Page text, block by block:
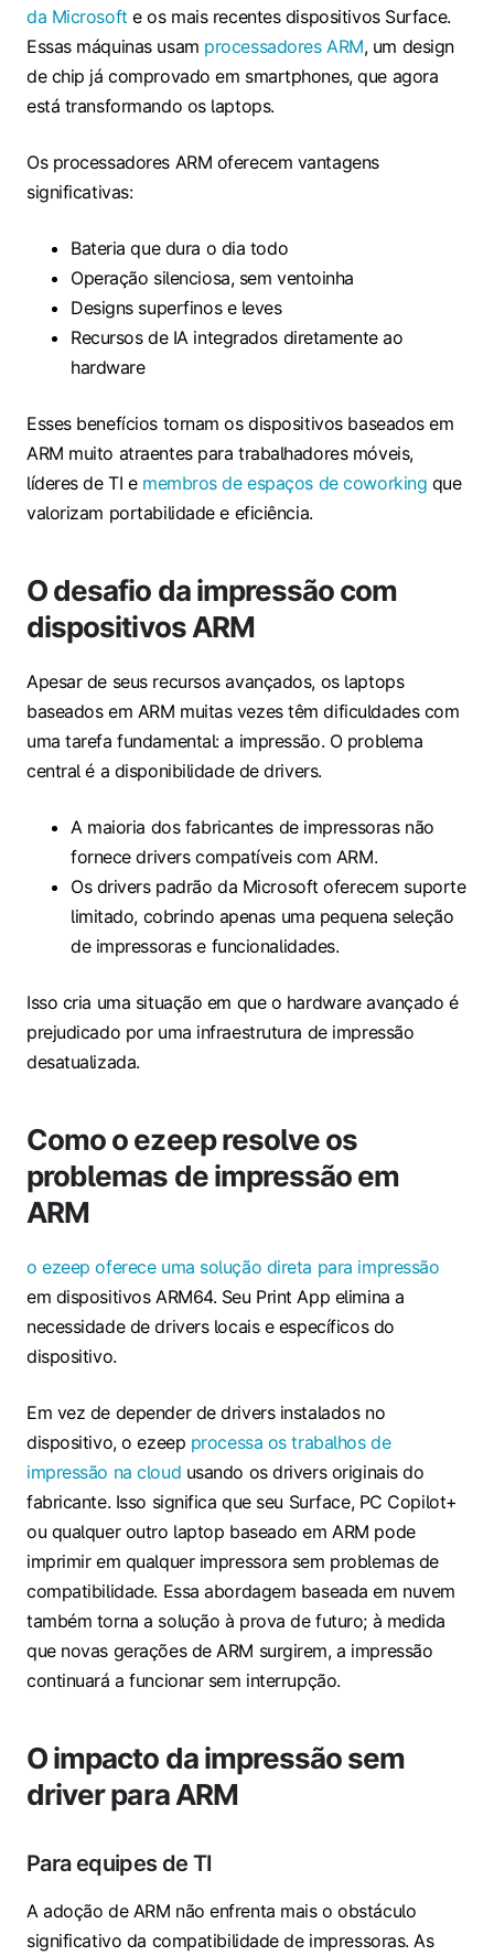
da Microsoft e os mais recentes dispositivos Surface.
Essas máquinas usam processadores ARM, um design
de chip já comprovado em smartphones, que agora
está transformando os laptops.
Os processadores ARM oferecem vantagens
significativas:
Bateria que dura o dia todo
Operação silenciosa, sem ventoinha
Designs superfinos e leves
Recursos de IA integrados diretamente ao
hardware
Esses benefícios tornam os dispositivos baseados em
ARM muito atraentes para trabalhadores móveis,
líderes de TI e membros de espaços de coworking que
valorizam portabilidade e eficiência.
O desafio da impressão com
dispositivos ARM
Apesar de seus recursos avançados, os laptops
baseados em ARM muitas vezes têm dificuldades com
uma tarefa fundamental: a impressão. O problema
central é a disponibilidade de drivers.
A maioria dos fabricantes de impressoras não
fornece drivers compatíveis com ARM.
Os drivers padrão da Microsoft oferecem suporte
limitado, cobrindo apenas uma pequena seleção
de impressoras e funcionalidades.
Isso cria uma situação em que o hardware avançado é
prejudicado por uma infraestrutura de impressão
desatualizada.
Como o ezeep resolve os
problemas de impressão em
ARM
o ezeep oferece uma solução direta para impressão
em dispositivos ARM64. Seu Print App elimina a
necessidade de drivers locais e específicos do
dispositivo.
Em vez de depender de drivers instalados no
dispositivo, o ezeep processa os trabalhos de
impressão na cloud usando os drivers originais do
fabricante. Isso significa que seu Surface, PC Copilot+
ou qualquer outro laptop baseado em ARM pode
imprimir em qualquer impressora sem problemas de
compatibilidade. Essa abordagem baseada em nuvem
também torna a solução à prova de futuro; à medida
que novas gerações de ARM surgirem, a impressão
continuará a funcionar sem interrupção.
O impacto da impressão sem
driver para ARM
Para equipes de TI
A adoção de ARM não enfrenta mais o obstáculo
significativo da compatibilidade de impressoras. As